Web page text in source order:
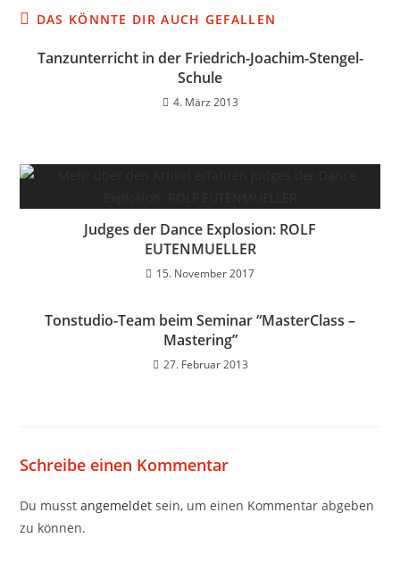
DAS KÖNNTE DIR AUCH GEFALLEN
Tanzunterricht in der Friedrich-Joachim-Stengel-
Schule
4. März 2013
Judges der Dance Explosion: ROLF
EUTENMUELLER
15. November 2017
Tonstudio-Team beim Seminar “MasterClass –
Mastering”
27. Februar 2013
Schreibe einen Kommentar
Du musstangemeldet sein, um einen Kommentar abgeben
zu können.